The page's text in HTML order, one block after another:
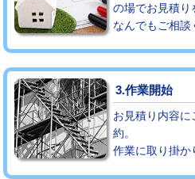
※給水管工事は20mmまでの価格
の場でお見積り
なんでもご相談
3.作業開始
お見積り内容に
約。
作業に取り掛か